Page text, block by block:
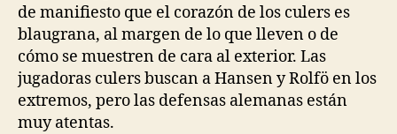
de manifiesto que el corazón de los culers es
blaugrana, al margen de lo que lleven o de
cómo se muestren de cara al exterior. Las
jugadoras culers buscan a Hansen y Rolfö en los
extremos, pero las defensas alemanas están
muy atentas.